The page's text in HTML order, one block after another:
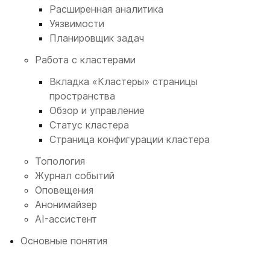
Расширенная аналитика
Уязвимости
Планировщик задач
Работа с кластерами
Вкладка «Кластеры» страницы
пространства
Обзор и управление
Статус кластера
Страница конфигурации кластера
Топология
Журнал событий
Оповещения
Анонимайзер
AI-ассистент
Основные понятия